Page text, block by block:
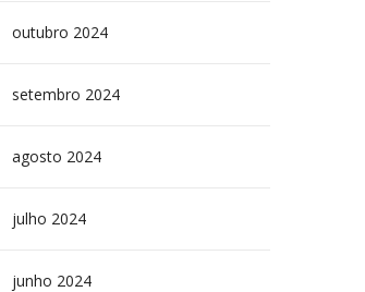
outubro 2024
setembro 2024
agosto 2024
julho 2024
junho 2024